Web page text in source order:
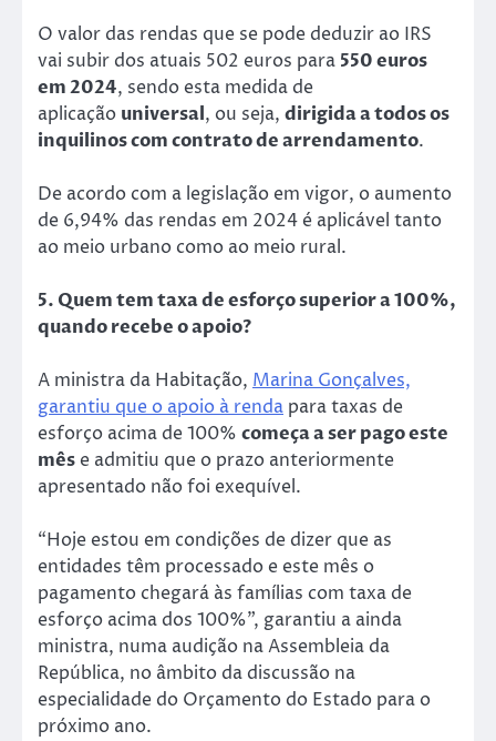
O valor das rendas que se pode deduzir ao IRS
vai subir dos atuais 502 euros para 550 euros
em 2024, sendo esta medida de
aplicação universal, ou seja, dirigida a todos os
inquilinos com contrato de arrendamento.
De acordo com a legislação em vigor, o aumento
de 6,94% das rendas em 2024 é aplicável tanto
ao meio urbano como ao meio rural.
5. Quem tem taxa de esforço superior a 100%,
quando recebe o apoio?
A ministra da Habitação, Marina Gonçalves,
garantiu que o apoio à renda para taxas de
esforço acima de 100% começa a ser pago este
mês e admitiu que o prazo anteriormente
apresentado não foi exequível.
“Hoje estou em condições de dizer que as
entidades têm processado e este mês o
pagamento chegará às famílias com taxa de
esforço acima dos 100%”, garantiu a ainda
ministra, numa audição na Assembleia da
República, no âmbito da discussão na
especialidade do Orçamento do Estado para o
próximo ano.